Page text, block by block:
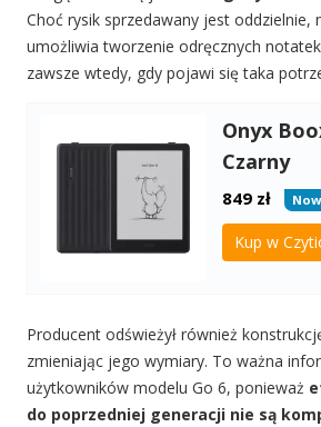
Choć rysik sprzedawany jest oddzielnie,
umożliwia tworzenie odręcznych
zawsze wtedy, gdy pojawi się taka
Onyx
Czarny
849zł
Kup w
Producent odświeżył również
zmieniając jego wymiary. To ważna
użytkowników modelu Go 6, ponieważ
do poprzedniej generacji nie są